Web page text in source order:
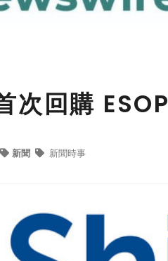
回購 ESOP
新聞 新聞時事